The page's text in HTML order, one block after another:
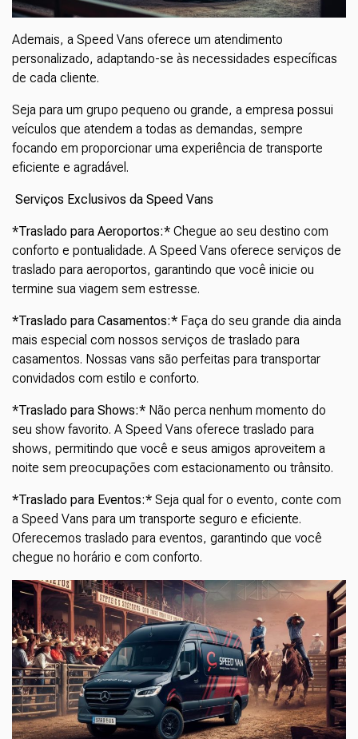
Ademais, a Speed Vans oferece um atendimento
personalizado, adaptando-se às necessidades específicas
de cada cliente.
Seja para um grupo pequeno ou grande, a empresa possui
veículos que atendem a todas as demandas, sempre
focando em proporcionar uma experiência de transporte
eficiente e agradável.
Serviços Exclusivos da Speed Vans
*Traslado para Aeroportos:* Chegue ao seu destino com
conforto e pontualidade. A Speed Vans oferece serviços de
traslado para aeroportos, garantindo que você inicie ou
termine sua viagem sem estresse.
*Traslado para Casamentos:* Faça do seu grande dia ainda
mais especial com nossos serviços de traslado para
casamentos. Nossas vans são perfeitas para transportar
convidados com estilo e conforto.
*Traslado para Shows:* Não perca nenhum momento do
seu show favorito. A Speed Vans oferece traslado para
shows, permitindo que você e seus amigos aproveitem a
noite sem preocupações com estacionamento ou trânsito.
*Traslado para Eventos:* Seja qual for o evento, conte com
a Speed Vans para um transporte seguro e eficiente.
Oferecemos traslado para eventos, garantindo que você
chegue no horário e com conforto.